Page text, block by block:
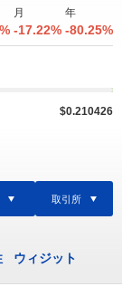
月
-17.22%
年
-80.25%
$0.210426
取引所
ウィジット